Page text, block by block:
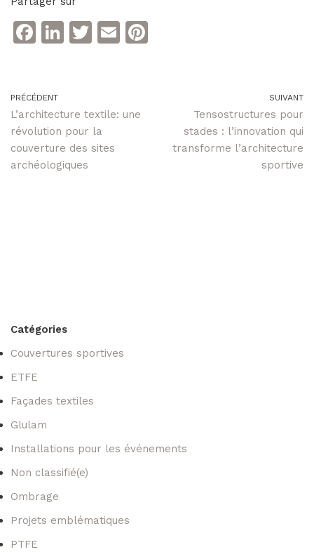
F
e
b
o
o
Li
dI
n
T
E
PRÉCÉDENT
L’architecture textile: une
révolution pour la
couverture des sites
archéologiques
SUIVANT
Tensostructures pour
stades : l’innovation qui
transforme l’architecture
sportive
Catégories
Couvertures sportives
ETFE
Façades textiles
Glulam
Installations pour les événements
Non classifié(e)
Ombrage
Projets emblématiques
PTFE